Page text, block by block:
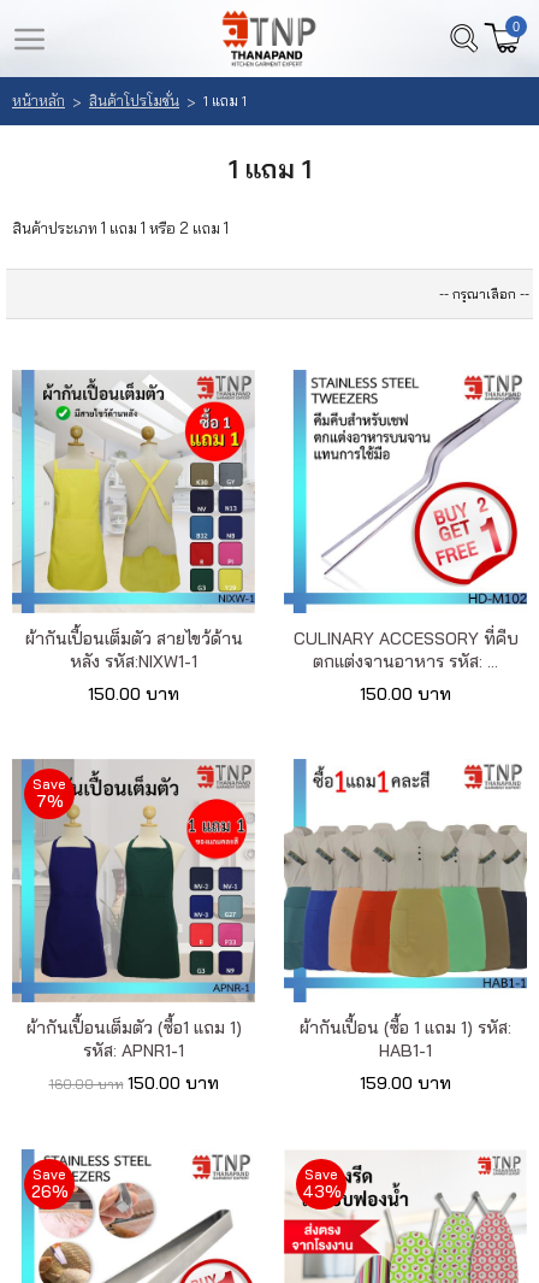
LOGIN
REGISTER
สนใจ
สั่ง
ซื้อ
ลูกค้า
ของ
เรา
เนื้อหา
เกี่ยว
ติดต่อ
เรา
0
หน้าหลัก > สินค้าโปรโมชั่น > 1 แถม 1
1 แถม 1
สินค้าประเภท 1 แถม 1 หรือ 2 แถม 1
ผ้ากันเปื้อนเต็มตัว สายไขว้ด้าน
หลัง รหัส:NIXW1-1
150.00 บาท
CULINARY ACCESSORY ที่คีบ
ตกแต่งจานอาหาร รหัส: ...
150.00 บาท
Save
7%
ผ้ากันเปื้อนเต็มตัว (ซื้อ1 แถม 1)
รหัส: APNR1-1
160.00 บาท 150.00 บาท
ผ้ากันเปื้อน (ซื้อ 1 แถม 1) รหัส:
HAB1-1
159.00 บาท
Save
26%
Save
43%